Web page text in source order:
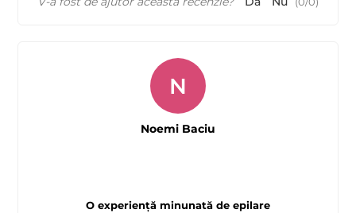
O experiență minunată de epilare
N
Noemi Baciu